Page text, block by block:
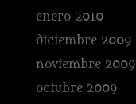
enero 2010
diciembre 2009
noviembre 2009
octubre 2009